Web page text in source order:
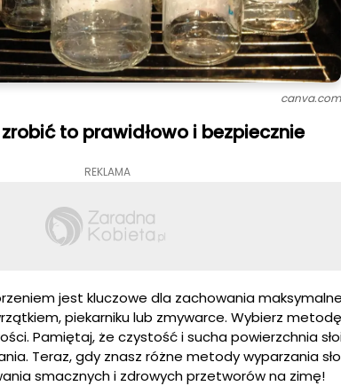
canva.com
to prawidłowo i bezpiecznie
REKLAMA
jest kluczowe dla zachowania
piekarniku lub zmywarce. Wybierz
Pamiętaj, że czystość i sucha powierzchnia
Teraz, gdy znasz różne metody wyparzania
smacznych i zdrowych przetworów na zimę!